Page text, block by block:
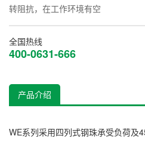
转阻抗，在工作环境有空
全国热线
400-0631-666
产品介绍
WE系列采用四列式钢珠承受负荷及